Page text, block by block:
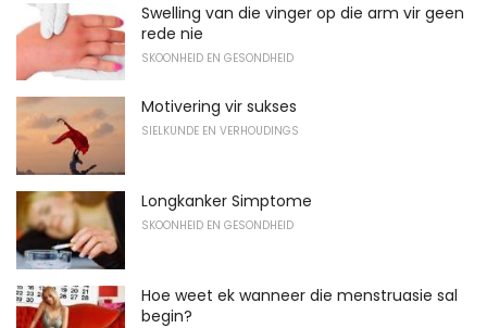
Swelling van die vinger op die arm vir geen
rede nie
SKOONHEID EN GESONDHEID
Motivering vir sukses
SIELKUNDE EN VERHOUDINGS
Longkanker Simptome
SKOONHEID EN GESONDHEID
Hoe weet ek wanneer die menstruasie sal
begin?